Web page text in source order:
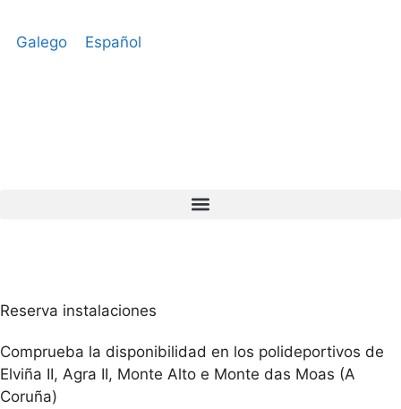
Galego Español
Reserva instalaciones
Comprueba la disponibilidad en los polideportivos de
Elviña II, Agra II, Monte Alto e Monte das Moas (A
Coruña)